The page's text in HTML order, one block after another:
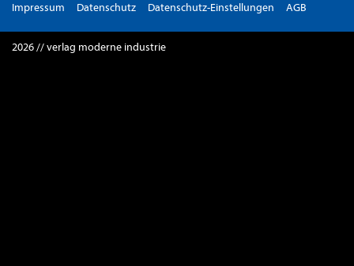
Impressum Datenschutz Datenschutz-Einstellungen AGB
2026 // verlag moderne industrie